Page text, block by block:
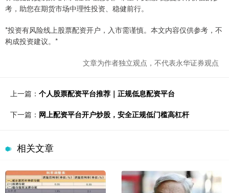
考，助您在期货市场中理性投资、稳健前行。
*投资有风险线上股票配资开户，入市需谨慎。本文内容仅供参考，不
构成投资建议。*
文章为作者独立观点，不代表永华证券观点
上一篇： 个人股票配资平台推荐｜正规低息配资平台
下一篇： 网上配资平台开户炒股，安全正规低门槛高杠杆
相关文章